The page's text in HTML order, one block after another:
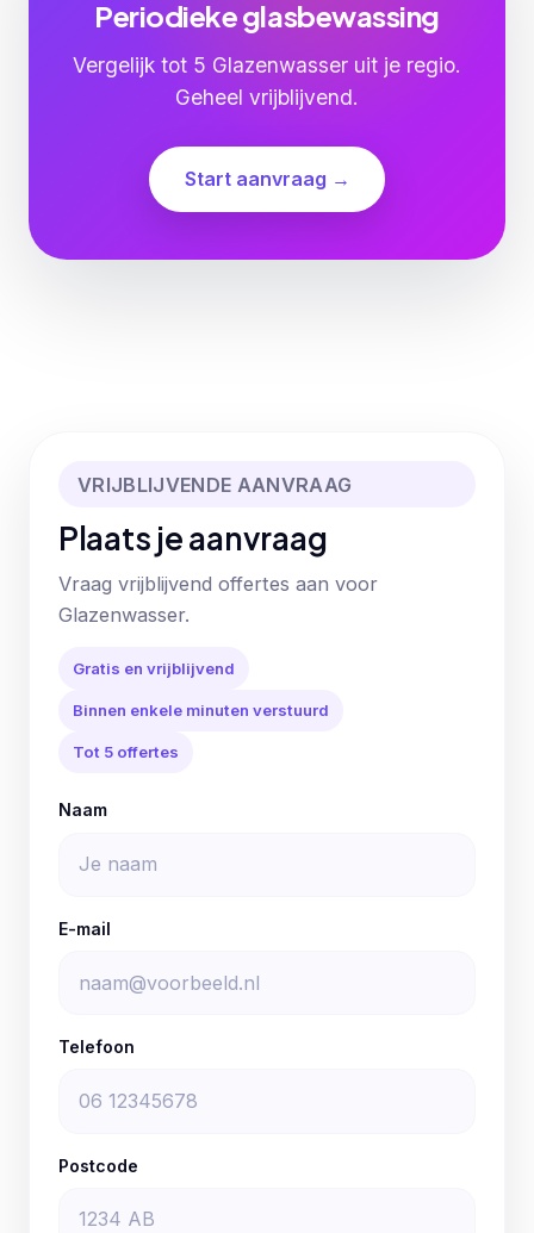
Periodieke glasbewassing
Vergelijk tot 5 Glazenwasser uit je regio.
Geheel vrijblijvend.
Start aanvraag →
VRIJBLIJVENDE AANVRAAG
Plaats je aanvraag
Vraag vrijblijvend offertes aan voor
Glazenwasser.
Gratis en vrijblijvend
Binnen enkele minuten verstuurd
Tot 5 offertes
Naam
E-mail
Telefoon
Postcode